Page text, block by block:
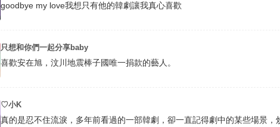
goodbye my love我想只有他的韓劇讓我真心喜歡
只想和你們一起分享baby
喜歡安在旭，汶川地震棒子國唯一捐款的藝人。
♡小K
真的是忍不住流淚，多年前看過的一部韓劇，卻一直記得劇中的某些場景